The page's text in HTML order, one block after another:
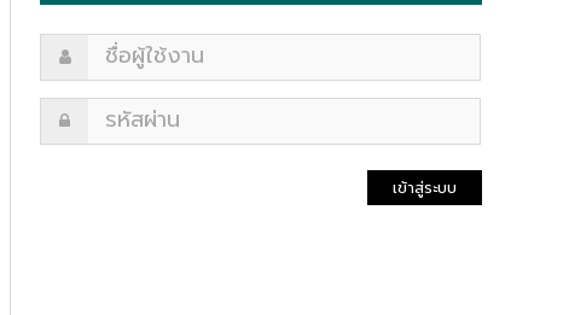
เข้าสู่ระบบ